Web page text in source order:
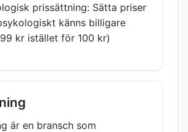
prissättning: Sätta priser
känns billigare
kr istället för 100 kr)
är en bransch som